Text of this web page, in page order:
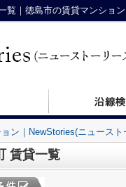
覧｜徳島市の賃貸マンショ
ン｜NewStories(ニュースト
賃貸一覧